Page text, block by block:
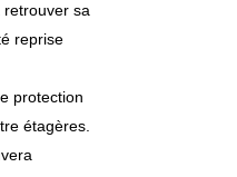
retrouver sa
reprise
protection
étagères.